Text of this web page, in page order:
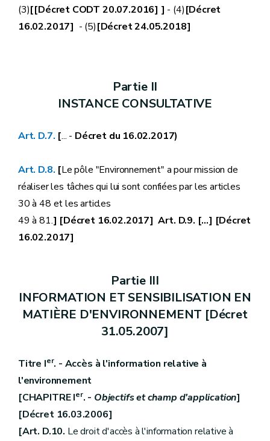
(3)[[Décret CODT 20.07.2016] ] - (4)[Décret
16.02.2017] - (5)[Décret 24.05.2018]
Partie II
INSTANCE CONSULTATIVE
Art. D.7. [... - Décret du 16.02.2017)
Art. D.8. [Le pôle "Environnement" a pour mission de
réaliser les tâches qui lui sont confiées par les articles
30 à 48 et les articles
49 à 81.] [Décret 16.02.2017] Art. D.9. [...] [Décret
16.02.2017]
Partie III
INFORMATION ET SENSIBILISATION EN
MATIÈRE D'ENVIRONNEMENT [Décret
31.05.2007]
Titre Ier. - Accès à l'information relative à
l'environnement
[CHAPITRE Ier. - Objectifs et champ d'application]
[Décret 16.03.2006]
[Art. D.10. Le droit d'accès à l'information relative à